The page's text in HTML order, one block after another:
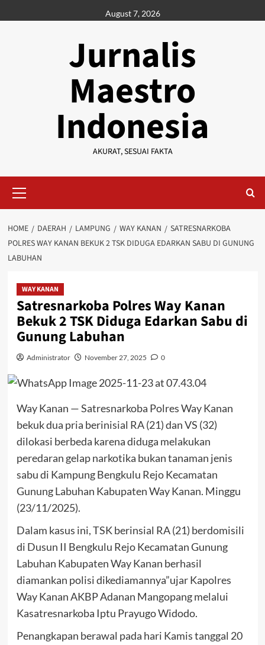
to
August 7, 2026
Jurnalis
Maestro
Indonesia
AKURAT, SESUAI FAKTA
Menu
HOME DAERAH LAMPUNG WAY KANAN
SATRESNARKOBA
POLRES WAY KANAN BEKUK 2 TSK DIDUGA EDARKAN SABU DI GUNUNG
LABUHAN
WAY KANAN
Satresnarkoba Polres Way Kanan
Bekuk 2 TSK Diduga Edarkan Sabu di
Gunung Labuhan
Administrator November 27, 2025 0
Way Kanan — Satresnarkoba Polres Way Kanan
bekuk dua pria berinisial RA (21) dan VS (32)
dilokasi berbeda karena diduga melakukan
peredaran gelap narkotika bukan tanaman jenis
sabu di Kampung Bengkulu Rejo Kecamatan
Gunung Labuhan Kabupaten Way Kanan. Minggu
(23/11/2025).
Dalam kasus ini, TSK berinsial RA (21) berdomisili
di Dusun II Bengkulu Rejo Kecamatan Gunung
Labuhan Kabupaten Way Kanan berhasil
diamankan polisi dikediamannya”ujar Kapolres
Way Kanan AKBP Adanan Mangopang melalui
Kasatresnarkoba Iptu Prayugo Widodo.
Penangkapan berawal pada hari Kamis tanggal 20